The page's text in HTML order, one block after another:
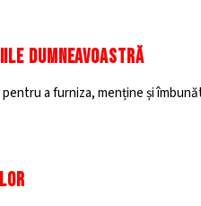
DUMNEAVOASTRĂ
a furniza, menține și